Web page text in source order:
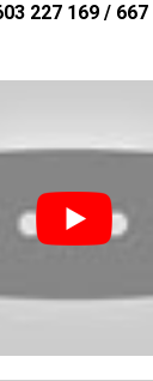
227 169 / 667